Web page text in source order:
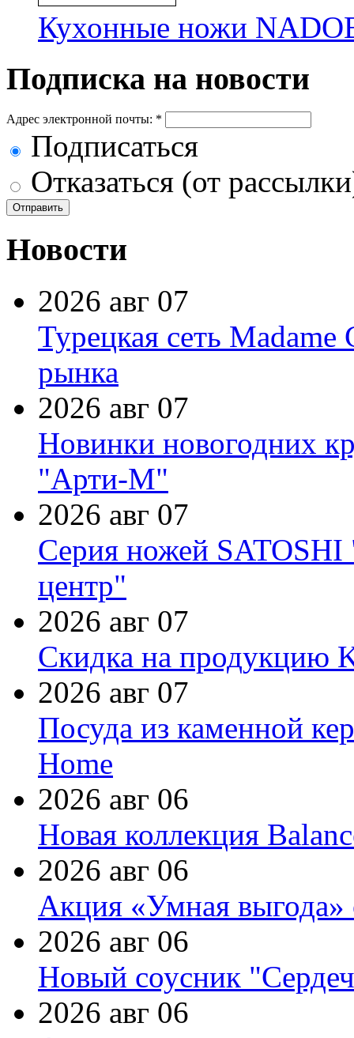
Кухонные ножи
Подписка на новости
Адрес электронной почты: *
Подписаться
Отказаться (от
Новости
2026 авг 07
Турецкая сеть Madame
рынка
2026 авг 07
Новинки новогодних
"Арти-М"
2026 авг 07
Серия ножей
центр"
2026 авг 07
Скидка на продукцию
2026 авг 07
Посуда из каменной
Home
2026 авг 06
Новая коллекция
2026 авг 06
Акция «Умная выгода»
2026 авг 06
Новый соусник
2026 авг 06